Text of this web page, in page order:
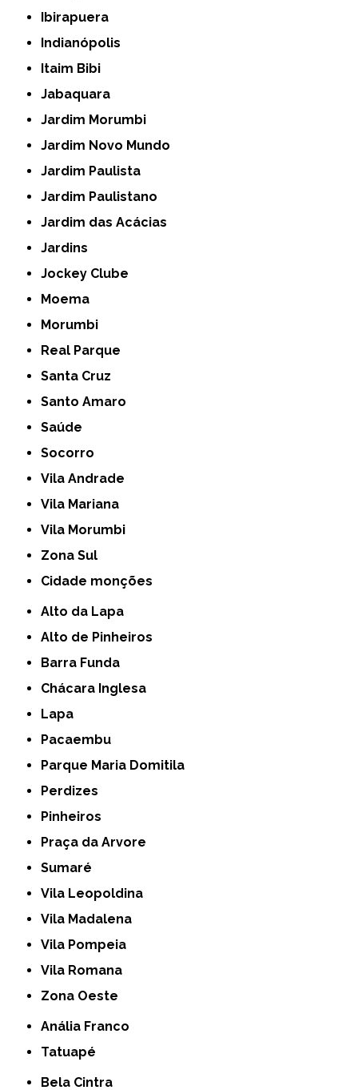
Ibirapuera
Indianópolis
Itaim Bibi
Jabaquara
Jardim Morumbi
Jardim Novo Mundo
Jardim Paulista
Jardim Paulistano
Jardim das Acácias
Jardins
Jockey Clube
Moema
Morumbi
Real Parque
Santa Cruz
Santo Amaro
Saúde
Socorro
Vila Andrade
Vila Mariana
Vila Morumbi
Zona Sul
cidade monções
Alto da Lapa
Alto de Pinheiros
Barra Funda
Chácara Inglesa
Lapa
Pacaembu
Parque Maria Domitila
Perdizes
Pinheiros
Praça da Arvore
Sumaré
Vila Leopoldina
Vila Madalena
Vila Pompeia
Vila Romana
Zona Oeste
Anália Franco
Tatuapé
Bela Cintra